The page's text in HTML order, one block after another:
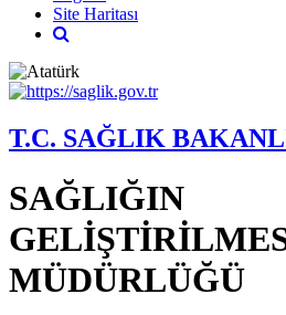
Site Haritası
T.C. SAĞLIK
SAĞLIĞIN
MÜDÜRLÜĞÜ